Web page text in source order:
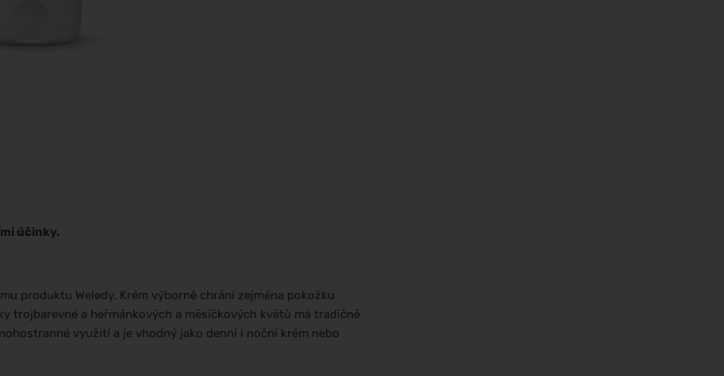
účinky.
produktu Weledy. Krém výborně chrání zejména pokožku
trojbarevné a heřmánkových a měsíčkových květů má tradičně
využití a je vhodný jako denní i noční krém nebo